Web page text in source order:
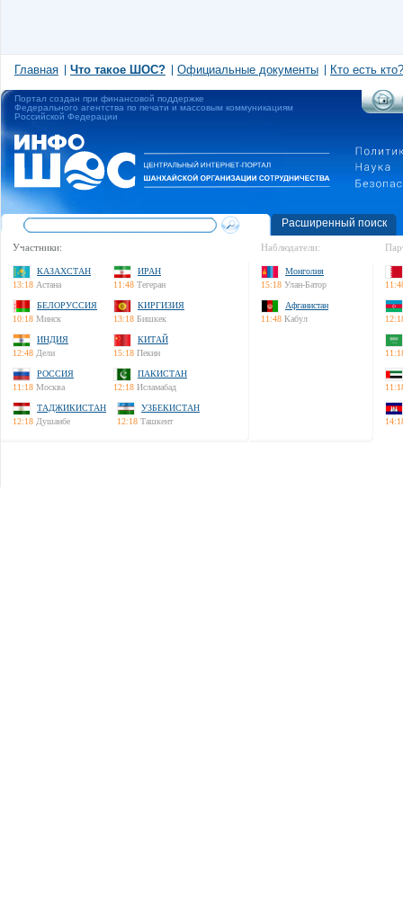
Главная Что такое ШОС? Официальные документы Кто есть кто?
Портал создан при финансовой поддержке
Федерального агентства по печати и массовым коммуникациям
Российской Федерации
Расширенный поиск
Участники:
КАЗАХСТАН
13:18 Астана
ИРАН
11:48 Тегеран
БЕЛОРУССИЯ
10:18 Минск
КИРГИЗИЯ
13:18 Бишкек
ИНДИЯ
12:48 Дели
КИТАЙ
15:18 Пекин
РОССИЯ
11:18 Москва
ПАКИСТАН
12:18 Исламабад
ТАДЖИКИСТАН
12:18 Душанбе
УЗБЕКИСТАН
12:18 Ташкент
Наблюдатели:
Монголия
15:18 Улан-Батор
Афганистан
11:48 Кабул